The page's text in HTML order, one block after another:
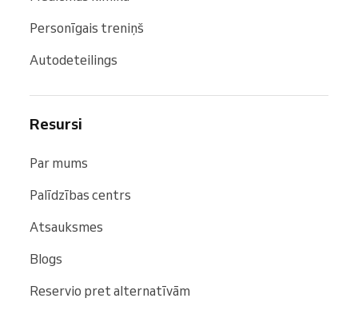
Personīgais treniņš
Autodeteilings
Resursi
Par mums
Palīdzības centrs
Atsauksmes
Blogs
Reservio pret alternatīvām